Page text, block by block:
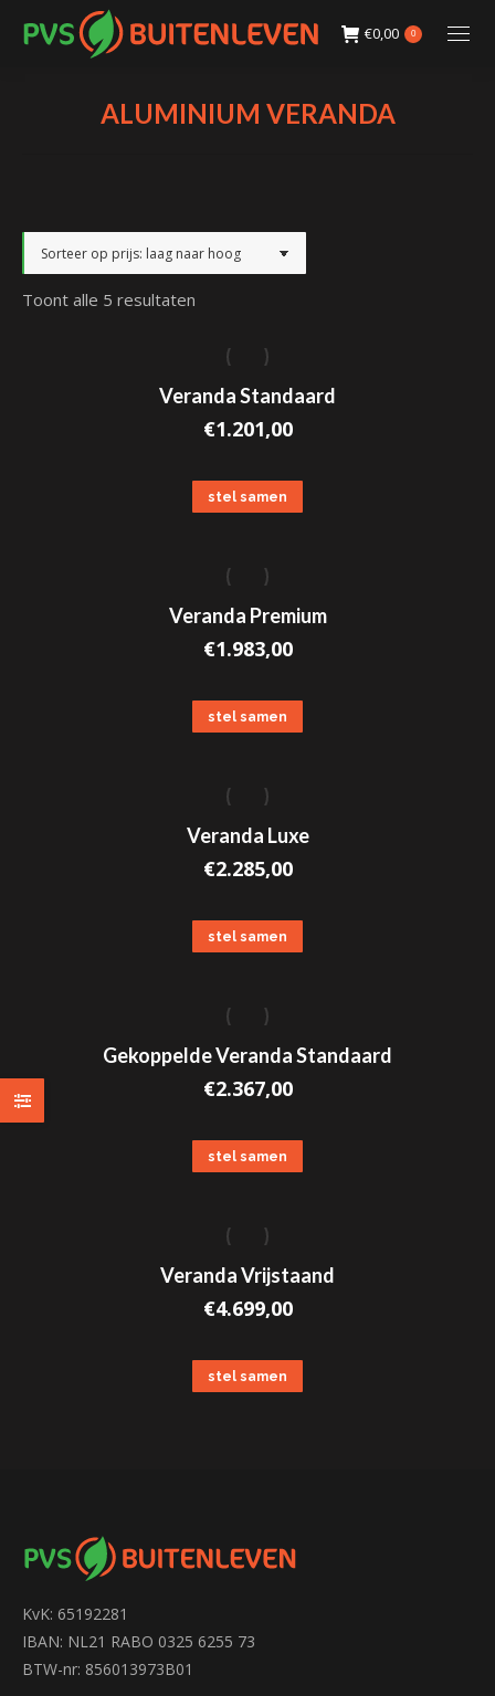
€0,00 0
ALUMINIUM VERANDA
Toont alle 5 resultaten
prijs:
laag
naar
Veranda Standaard
€1.201,00
stel samen
Veranda Premium
€1.983,00
stel samen
Veranda Luxe
€2.285,00
stel samen
Gekoppelde Veranda Standaard
€2.367,00
stel samen
Veranda Vrijstaand
€4.699,00
stel samen
KvK: 65192281
IBAN: NL21 RABO 0325 6255 73
BTW-nr: 856013973B01